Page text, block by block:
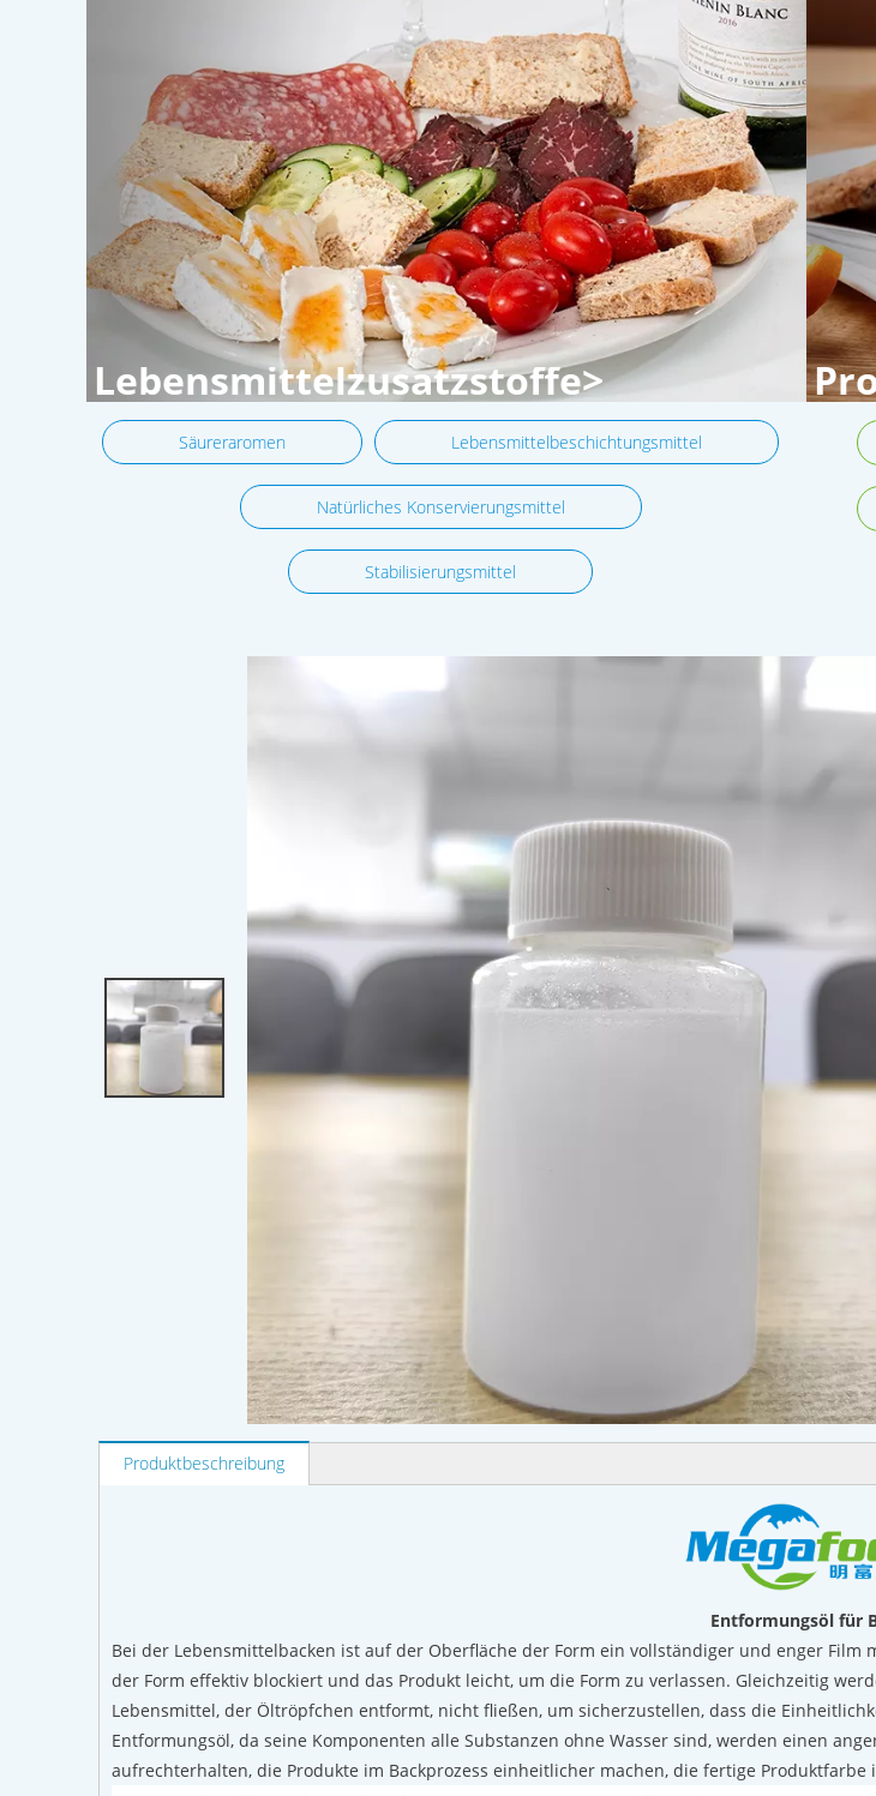
Lebensmittelzusatzstoffe>
Säureraromen Lebensmittelbeschichtungsmittel
Natürliches Konservierungsmittel
Stabilisierungsmittel
Produktbeschreibung
Entformungsöl für
Bei der Lebensmittelbacken ist auf der Oberfläche der Form ein vollständiger und enger
der Form effektiv blockiert und das Produkt leicht, um die Form zu verlassen. Gleichzeitig
Lebensmittel, der Öltröpfchen entformt, nicht fließen, um sicherzustellen, dass die
Entformungsöl, da seine Komponenten alle Substanzen ohne Wasser sind, werden einen
aufrechterhalten, die Produkte im Backprozess einheitlicher machen, die fertige